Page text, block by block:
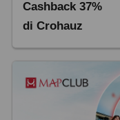
Cashback 37%
di Crohauz